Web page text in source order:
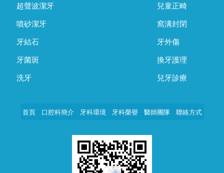
超聲波潔牙
噴砂潔牙
牙結石
牙菌斑
洗牙
兒童正畸
窩溝封閉
牙外傷
換牙護理
兒牙診療
首頁 口腔科簡介 牙科環境 牙科榮譽 醫師團隊 聯絡方式